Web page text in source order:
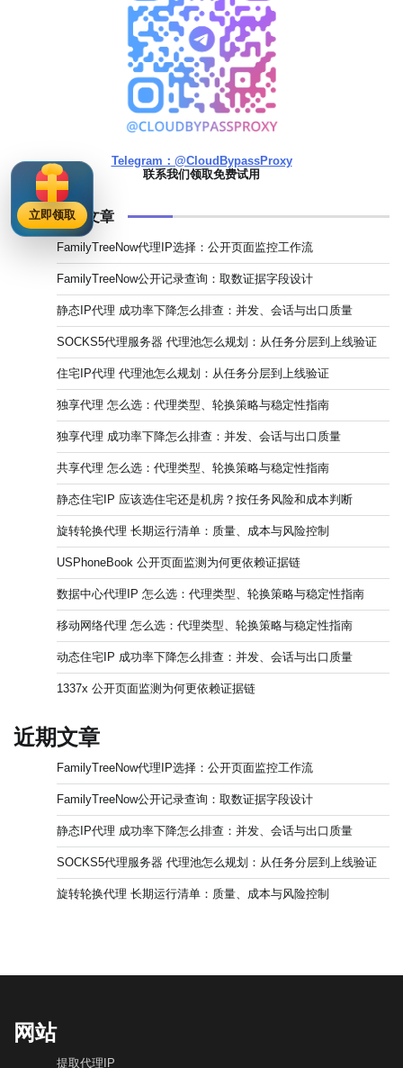
Telegram：@CloudBypassProxy
联系我们领取免费试用
浏览最多的文章
FamilyTreeNow代理IP选择：公开页面监控工作流
FamilyTreeNow公开记录查询：取数证据字段设计
静态IP代理 成功率下降怎么排查：并发、会话与出口质量
SOCKS5代理服务器 代理池怎么规划：从任务分层到上线验证
住宅IP代理 代理池怎么规划：从任务分层到上线验证
独享代理 怎么选：代理类型、轮换策略与稳定性指南
独享代理 成功率下降怎么排查：并发、会话与出口质量
共享代理 怎么选：代理类型、轮换策略与稳定性指南
静态住宅IP 应该选住宅还是机房？按任务风险和成本判断
旋转轮换代理 长期运行清单：质量、成本与风险控制
USPhoneBook 公开页面监测为何更依赖证据链
数据中心代理IP 怎么选：代理类型、轮换策略与稳定性指南
移动网络代理 怎么选：代理类型、轮换策略与稳定性指南
动态住宅IP 成功率下降怎么排查：并发、会话与出口质量
1337x 公开页面监测为何更依赖证据链
近期文章
FamilyTreeNow代理IP选择：公开页面监控工作流
FamilyTreeNow公开记录查询：取数证据字段设计
静态IP代理 成功率下降怎么排查：并发、会话与出口质量
SOCKS5代理服务器 代理池怎么规划：从任务分层到上线验证
旋转轮换代理 长期运行清单：质量、成本与风险控制
网站
提取代理IP
立即领取